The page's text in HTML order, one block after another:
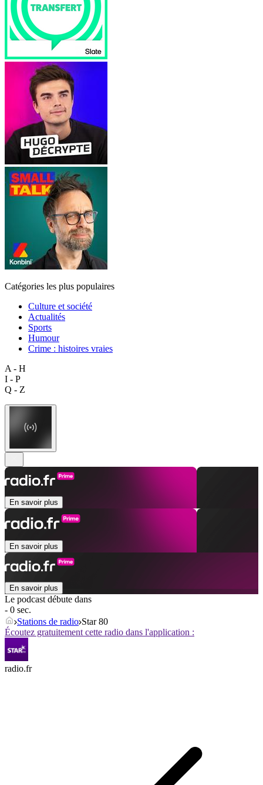
Catégories les plus populaires
Culture et société
Actualités
Sports
Humour
Crime : histoires vraies
A - H
I - P
Q - Z
En savoir plus
En savoir plus
En savoir plus
Le podcast débute dans
- 0 sec.
Stations de radio Star 80
Écoutez gratuitement cette radio dans l'application :
radio.fr